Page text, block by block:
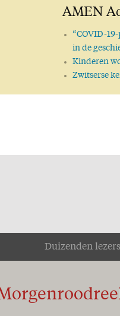
AMEN
“COVID-
in de
Kinderen
Zwitserse
Duizenden